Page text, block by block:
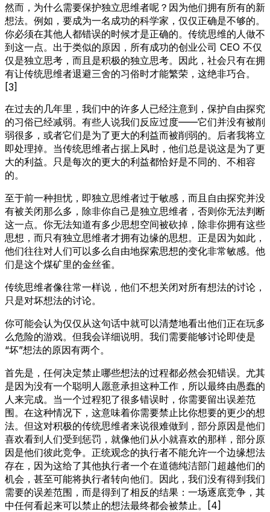
然而，为什么需要保护独立思维者呢？因为他们拥有所有的新
想法。例如，要成为一名成功的科学家，仅仅正确是不够的。
你必须在其他人都错误的时候才是正确的。传统思维的人做不
到这一点。出于类似的原因，所有成功的创业公司 CEO 不仅
仅是独立思考，而且是积极的独立思考。因此，社会只有在拥
有让传统思维者退避三舍的习俗时才能繁荣，这绝非巧合。
[3]
在过去的几年里，我们中的许多人已经注意到，保护自由探究
的习俗已经减弱。有些人说我们反应过度——它们并没有被削
弱很多，或者它们是为了更大的利益而被削弱的。后者我将立
即处理掉。当传统思维者占据上风时，他们总是说这是为了更
大的利益。只是每次的更大的利益都恰好是不同的、不相容
的。
至于前一种担忧，即独立思维者过于敏感，而且自由探究并没
有被关闭那么多，除非你自己是独立思维者，否则你无法判断
这一点。你无法知道有多少思想空间被砍掉，除非你拥有这些
思想，而只有独立思维者才拥有边缘的思想。正是因为如此，
他们往往对人们可以多么自由地探索思想的变化非常敏感。他
们是这个煤矿里的金丝雀。
传统思维者像往常一样说，他们不想关闭对所有想法的讨论，
只是对坏想法的讨论。
你可能会认为仅仅从这句话中就可以清楚地看出他们正在玩多
么危险的游戏。但我会详细说明。我们需要能够讨论即使是
“坏”想法的原因有两个。
首先是，任何决定禁止哪些想法的过程都必然会犯错误。尤其
是因为没有一个聪明人愿意承担这种工作，所以最终由愚蠢的
人来完成。当一个过程犯了很多错误时，你需要留出误差范
围。在这种情况下，这意味着你需要禁止比你想要的更少的想
法。但这对积极的传统思维者来说很难做到，部分原因是他们
喜欢看到人们受到惩罚，就像他们从小就喜欢的那样，部分原
因是他们彼此竞争。正统观念的执行者不能允许一个边缘想法
存在，因为这给了其他执行者一个在道德纯洁部门超越他们的
机会，甚至可能将执行者转向他们。因此，我们没有得到我们
需要的误差范围，而是得到了相反的结果：一场逐底竞争，其
中任何看起来可以禁止的想法最终都会被禁止。[4]